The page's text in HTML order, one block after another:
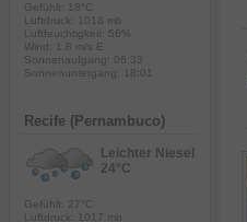
Gefühlt: 18°C
Luftdruck: 1018 mb
Luftfeuchtigkeit: 56%
Wind: 1.8 m/s E
Sonnenaufgang: 06:33
Sonnenuntergang: 18:01
Recife (Pernambuco)
Leichter Niesel
24°C
Gefühlt: 27°C
Luftdruck: 1017 mb